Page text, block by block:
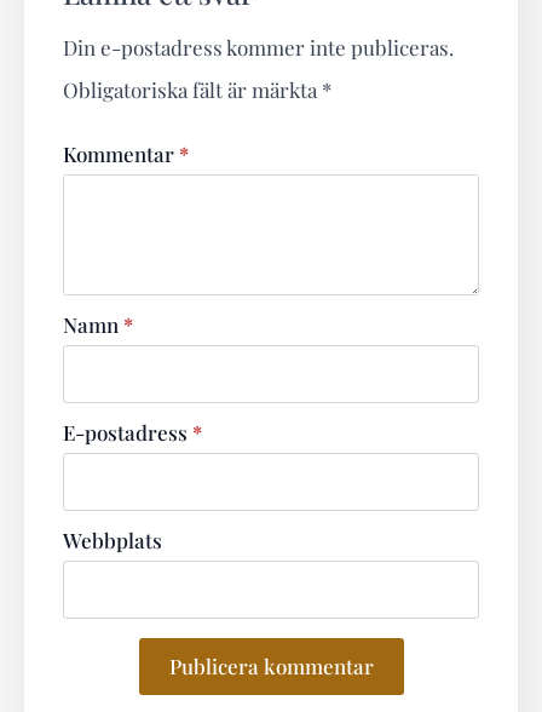
Din e-postadress kommer inte publiceras.
Obligatoriska fält är märkta *
Kommentar *
Namn *
E-postadress *
Webbplats